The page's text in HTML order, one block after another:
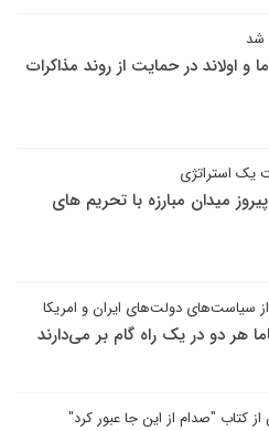
شد
و اولاند در حمایت از روند مذاکرات
یک استراتژی
میدان مبارزه با تحریم های
سیاست‌های دولت‌های‌ ایران و امریکا
هر دو در یک راه گام بر می‌دارند
کتاب "صدام از این جا عبور کرد"